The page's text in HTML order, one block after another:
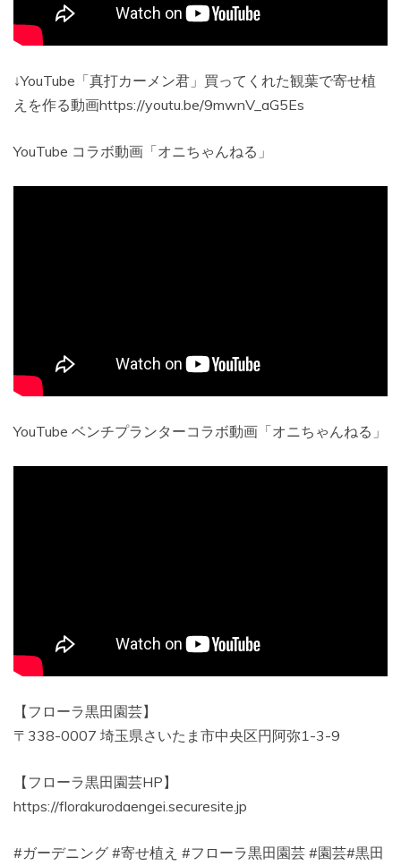
↓YouTube「真打カーメン君」買ってくれた観葉で寄せ植
えを作る動画https://youtu.be/9mwnV_aG5Es
YouTube コラボ動画「オニちゃんねる」
YouTube ベンチプランターコラボ動画「オニちゃんねる」
【フローラ黒田園芸】
〒338-0007 埼玉県さいたま市中央区円阿弥1-3-9
【フローラ黒田園芸HP】
https://florakurodaengei.securesite.jp
#ガーデニング #寄せ植え #フローラ黒田園芸 #園芸#黒田